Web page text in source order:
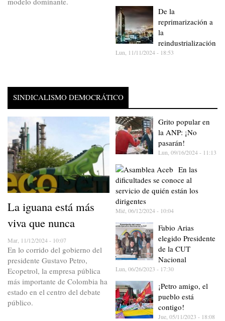
De la
reprimarización a
la
reindustrialización
Lun, 11/11/2024 - 18:53
SINDICALISMO DEMOCRÁTICO
La iguana está más
viva que nunca
Mar, 11/12/2024 - 10:07
En lo corrido del gobierno del
presidente Gustavo Petro,
Ecopetrol, la empresa pública
más importante de Colombia ha
estado en el centro del debate
público.
Grito popular en
la ANP: ¡No
pasarán!
Lun, 09/16/2024 - 11:13
En las
dificultades se conoce al
servicio de quién están los
dirigentes
Mié, 06/12/2024 - 10:04
Fabio Arias
elegido Presidente
de la CUT
Nacional
Lun, 06/26/2023 - 17:30
¡Petro amigo, el
pueblo está
contigo!
Jue, 05/11/2023 - 18:08